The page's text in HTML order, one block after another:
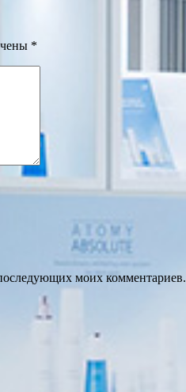
*
моих комментариев.